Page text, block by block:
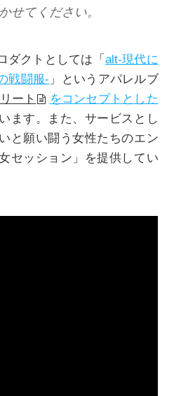
せてください。
ダクトとしては「 alt-現代に
戦闘服- 」というアパレルブ
ート
をコンセプトとした
ます。また、サービスとし
と願い闘う女性たちのエン
セッション」を提供してい